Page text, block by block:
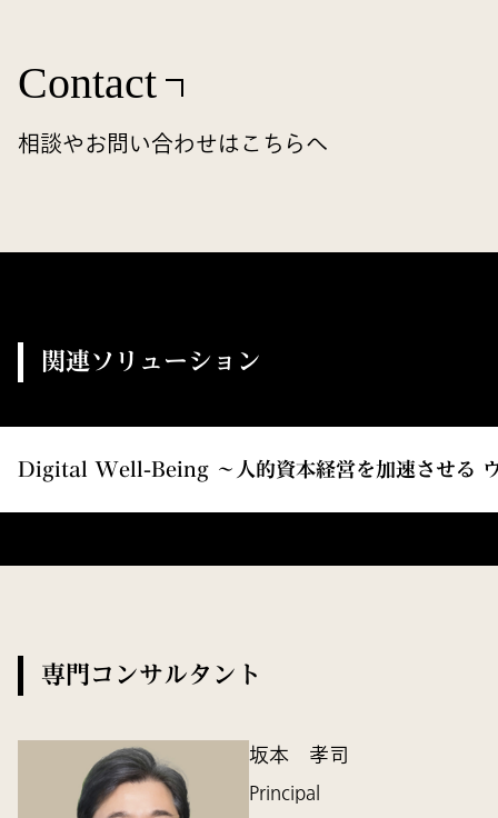
Contact
相談やお問い合わせはこちらへ
関連ソリューション
Digital Well-Being ～人的資本経営を加速させる
専門コンサルタント
坂本 孝司
Principal